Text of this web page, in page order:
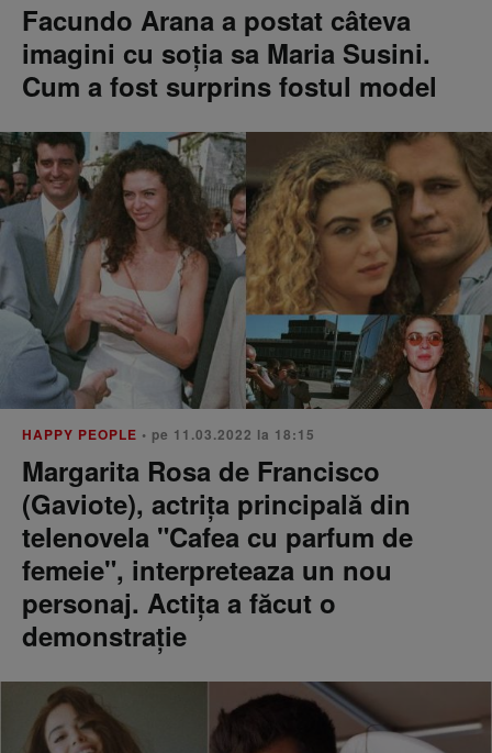
Facundo Arana a postat câteva
imagini cu soția sa Maria Susini.
Cum a fost surprins fostul model
HAPPY PEOPLE • pe 11.03.2022 la 18:15
Margarita Rosa de Francisco
(Gaviote), actrița principală din
telenovela "Cafea cu parfum de
femeie", interpreteaza un nou
personaj. Actița a făcut o
demonstrație